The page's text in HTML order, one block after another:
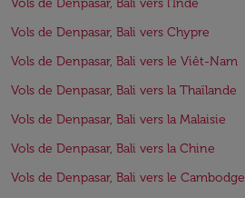
Vols de Denpasar, Bali vers l'Inde
Vols de Denpasar, Bali vers Chypre
Vols de Denpasar, Bali vers le Viêt-Nam
Vols de Denpasar, Bali vers la Thaïlande
Vols de Denpasar, Bali vers la Malaisie
Vols de Denpasar, Bali vers la Chine
Vols de Denpasar, Bali vers le Cambodge